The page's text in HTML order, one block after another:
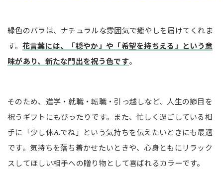
緑色のバラは、ナチュラルな雰囲気で癒やしを届けてくれま
す。 花言葉には、「穏やか」や「希望を持ちえる」という意
味があり、新たな門出を祝う色です。
そのため、進学・就職・転職・引っ越しなど、人生の節目を
祝うギフトにもぴったりです。また、忙しく過ごしている相
手に「少し休んでね」という気持ちを伝えたいときにも最適
です。気持ちを落ち着かせたいときや、心身ともにリラック
スしてほしい相手への贈り物として喜ばれるカラーです。